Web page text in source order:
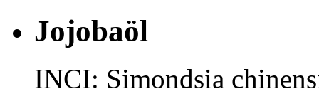
Jojobaöl
INCI: Simondsia